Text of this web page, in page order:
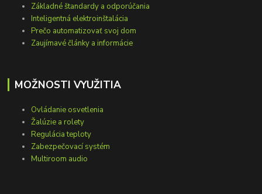
Základné štandardy a odporúčania
Inteligentná elektroinštalácia
Prečo automatizovať svoj dom
Zaujímavé články a informácie
MOŽNOSTI VYUŽITIA
Ovládanie osvetlenia
Žalúzie a rolety
Regulácia teploty
Zabezpečovací systém
Multiroom audio